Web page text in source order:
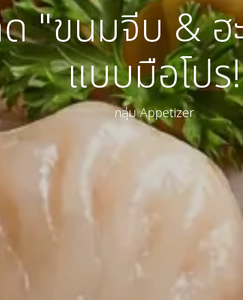
"ขนมจีบ & ฮ
แบบมือโปร!
กลุ่ม Appetizer